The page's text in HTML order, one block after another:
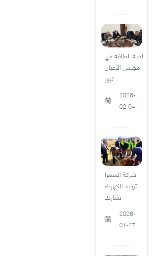
لجنة الطاقة في
مجلس الأعيان
تزور
2026-
02-04
شركة السمرا
لتوليد الكهرباء
تشارك
2026-
01-27